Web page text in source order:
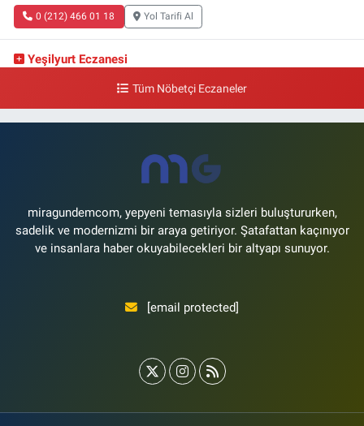
0 (212) 466 01 18 Yol Tarifi Al
Yeşilyurt Eczanesi
Şenlikköy Mahallesi Eski Halkalı Caddesi 33 Akvaryum Yanı Akua Florya
0 (212) 574 24 20
Tüm Nöbetçi Eczaneler
miragundemcom, yepyeni temasıyla sizleri buluştururken,
sadelik ve modernizmi bir araya getiriyor. Şatafattan kaçınıyor
ve insanlara haber okuyabilecekleri bir altyapı sunuyor.
[email protected]